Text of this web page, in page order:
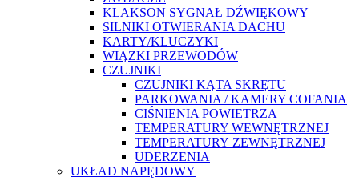
KLAKSON SYGNAŁ DŹWIĘKOWY
SILNIKI OTWIERANIA DACHU
KARTY/KLUCZYKI
WIĄZKI PRZEWODÓW
CZUJNIKI
CZUJNIKI KĄTA SKRĘTU
PARKOWANIA / KAMERY COFANIA
CIŚNIENIA POWIETRZA
TEMPERATURY WEWNĘTRZNEJ
TEMPERATURY ZEWNĘTRZNEJ
UDERZENIA
UKŁAD NAPĘDOWY